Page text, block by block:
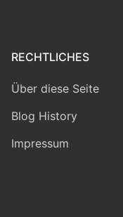
RECHTLICHES
Über diese Seite
Blog History
Impressum